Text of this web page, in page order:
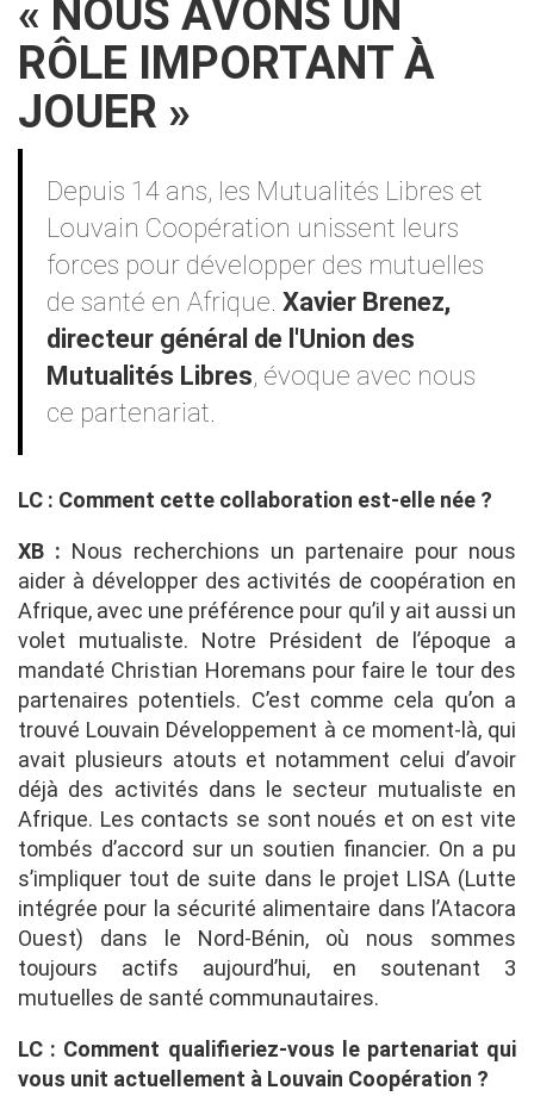
« NOUS AVONS UN
RÔLE IMPORTANT À
JOUER »
Depuis 14 ans, les Mutualités Libres et
Louvain Coopération unissent leurs
forces pour développer des mutuelles
de santé en Afrique. Xavier Brenez,
directeur général de l'Union des
Mutualités Libres, évoque avec nous
ce partenariat.
LC : Comment cette collaboration est-elle née ?
XB : Nous recherchions un partenaire pour nous
aider à développer des activités de coopération en
Afrique, avec une préférence pour qu’il y ait aussi un
volet mutualiste. Notre Président de l’époque a
mandaté Christian Horemans pour faire le tour des
partenaires potentiels. C’est comme cela qu’on a
trouvé Louvain Développement à ce moment-là, qui
avait plusieurs atouts et notamment celui d’avoir
déjà des activités dans le secteur mutualiste en
Afrique. Les contacts se sont noués et on est vite
tombés d’accord sur un soutien financier. On a pu
s’impliquer tout de suite dans le projet LISA (Lutte
intégrée pour la sécurité alimentaire dans l’Atacora
Ouest) dans le Nord-Bénin, où nous sommes
toujours actifs aujourd’hui, en soutenant 3
mutuelles de santé communautaires.
LC : Comment qualifieriez-vous le partenariat qui
vous unit actuellement à Louvain Coopération ?